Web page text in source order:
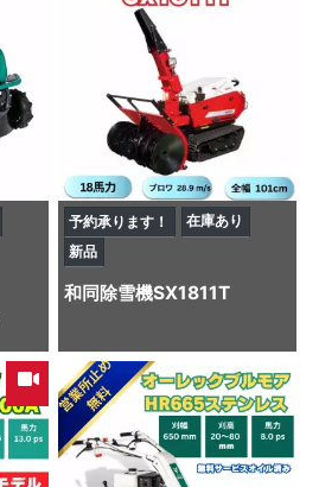
予約承ります！
在庫あり
新品
和同除雪機SX1811T